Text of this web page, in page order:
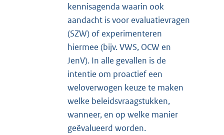
kennisagenda waarin ook
aandacht is voor evaluatievragen
(SZW) of experimenteren
hiermee (bijv. VWS, OCW en
JenV). In alle gevallen is de
intentie om proactief een
weloverwogen keuze te maken
welke beleidsvraagstukken,
wanneer, en op welke manier
geëvalueerd worden.